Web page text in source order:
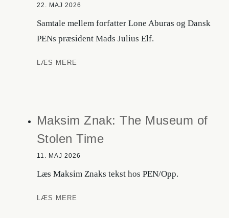
22. MAJ 2026
Samtale mellem forfatter Lone Aburas og Dansk
PENs præsident Mads Julius Elf.
LÆS MERE
Maksim Znak: The Museum of
Stolen Time
11. MAJ 2026
Læs Maksim Znaks tekst hos PEN/Opp.
LÆS MERE